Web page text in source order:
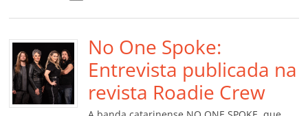
e
b
o
o
er l s
A
p
p
e
dI
n
gl
e
Cl
a
y
Li
n
k
p
til
h
No One Spoke:
Entrevista publicada na
revista Roadie Crew